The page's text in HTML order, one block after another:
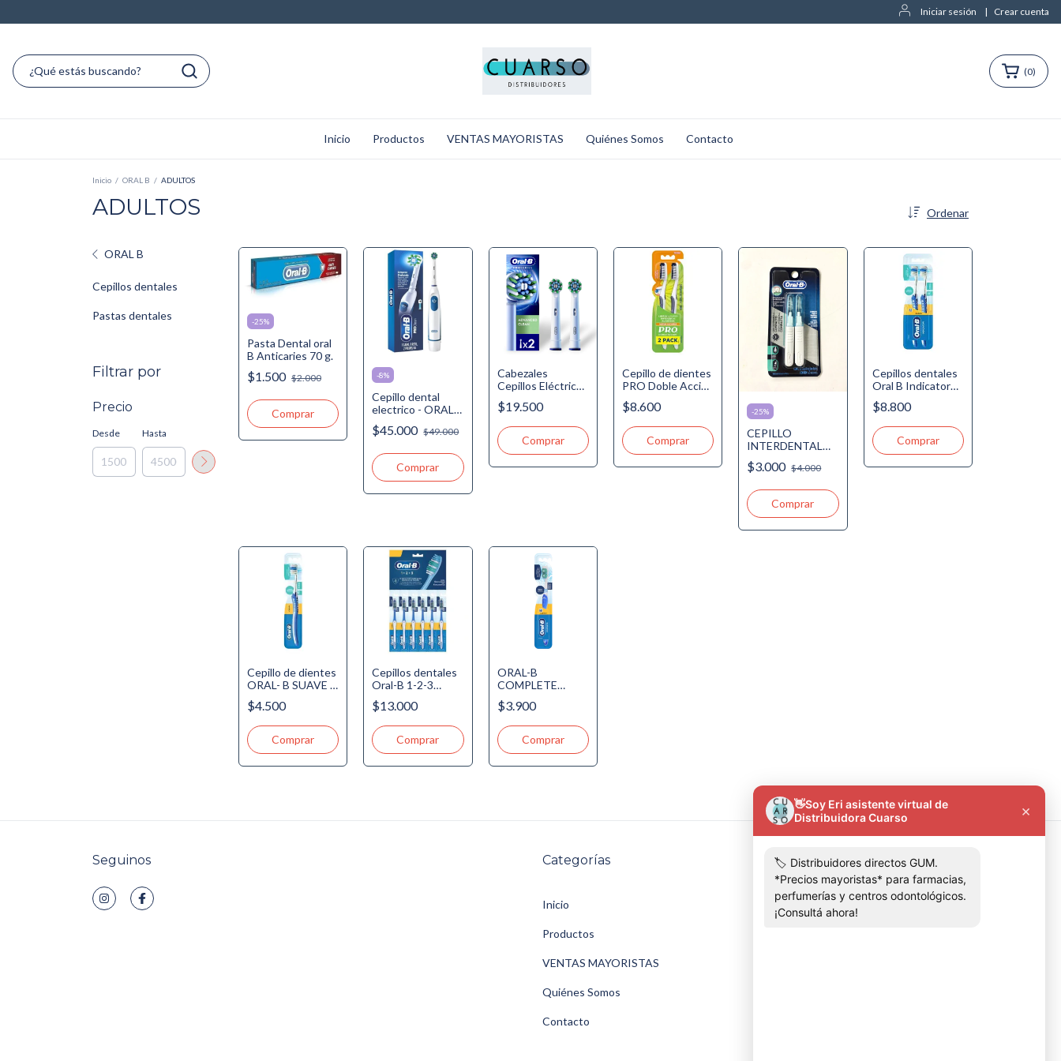
Iniciar sesión | Crear cuenta
(0)
Inicio Productos VENTAS MAYORISTAS Quiénes Somos Contacto
Inicio / ORAL B / ADULTOS
ADULTOS Ordenar
ORAL B
Cepillos dentales
Pastas dentales
Filtrar por
Precio
Desde Hasta
-25%
Pasta Dental oral
B Anticaries 70 g.
$1.500 $2.000 -8%
Cepillo dental
electrico - ORAL -
B -Power Charcoal
1 un. (PUEDE
SEGUN STOCK)
$45.000 $49.000
Cabezales
Cepillos Eléctricos
Oral-B ®
CrossAction
$19.500
Cepillo de dientes
PRO Doble Acción
- MEDIANO
$8.600 -25%
CEPILLO
INTERDENTAL
COMPACTO
CONICO x 2 u.
$3.000 $4.000
Cepillos dentales
Oral B Indicator
x2
$8.800
Cepillo de dientes
ORAL- B SUAVE -
Indicator X 1U
$4.500
Cepillos dentales
Oral-B 1-2-3
CARTON X 6 U
$13.000
ORAL-B
COMPLETE
CEPILLO
$3.900
Seguinos Categorías
Inicio
Productos
VENTAS MAYORISTAS
Quiénes Somos
Contacto
Contactános
+5491136303081